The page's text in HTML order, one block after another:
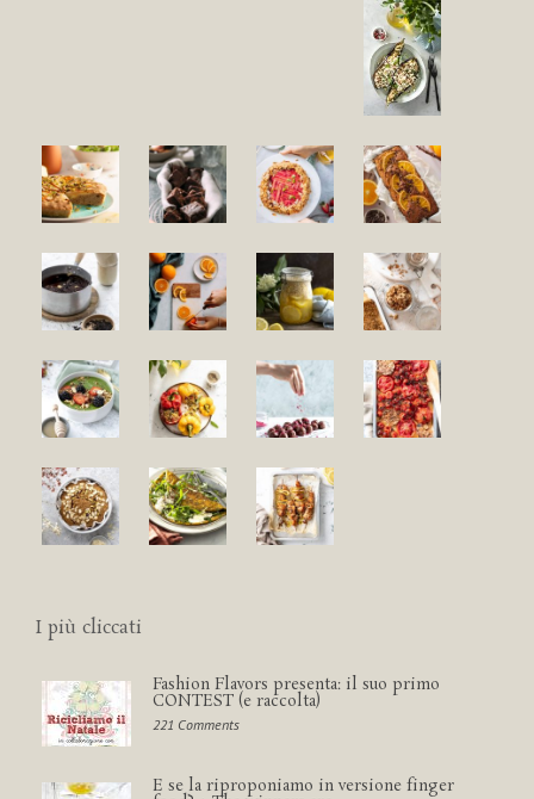
I più cliccati
Fashion Flavors presenta: il suo primo
CONTEST (e raccolta)
221 Comments
E se la riproponiamo in versione finger